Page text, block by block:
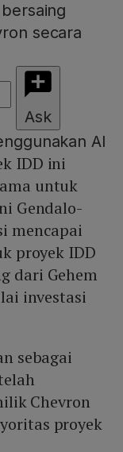
secara
Ask
AI
IDD ini
untuk
Gendalo-
mencapai
proyek IDD
dari Gehem
investasi
sebagai
Chevron
proyek